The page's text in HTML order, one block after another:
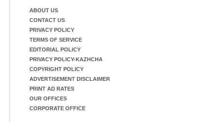
ABOUT US
CONTACT US
PRIVACY POLICY
TERMS OF SERVICE
EDITORIAL POLICY
PRIVACY POLICY-KAZHCHA
COPYRIGHT POLICY
ADVERTISEMENT DISCLAIMER
PRINT AD RATES
OUR OFFICES
CORPORATE OFFICE